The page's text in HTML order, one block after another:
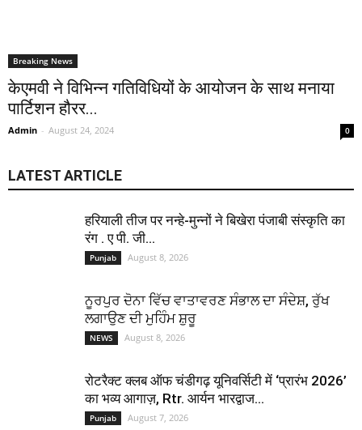
Breaking News
केएमवी ने विभिन्न गतिविधियों के आयोजन के साथ मनाया
पार्टिशन हौरर...
Admin - August 24, 2024 0
LATEST ARTICLE
हरियाली तीज पर नन्हे-मुन्नों ने बिखेरा पंजाबी संस्कृति का
रंग . ए पी. जी...
Punjab August 8, 2026
ਨੂਰਪੁਰ ਦੋਨਾ ਵਿੱਚ ਵਾਤਾਵਰਣ ਸੰਭਾਲ ਦਾ ਸੰਦੇਸ਼, ਰੁੱਖ
ਲਗਾਉਣ ਦੀ ਮੁਹਿੰਮ ਸ਼ੁਰੂ
NEWS August 8, 2026
रोटरैक्ट क्लब ऑफ चंडीगढ़ यूनिवर्सिटी में ‘प्रारंभ 2026’
का भव्य आगाज़, Rtr. आर्यन भारद्वाज...
Punjab August 7, 2026